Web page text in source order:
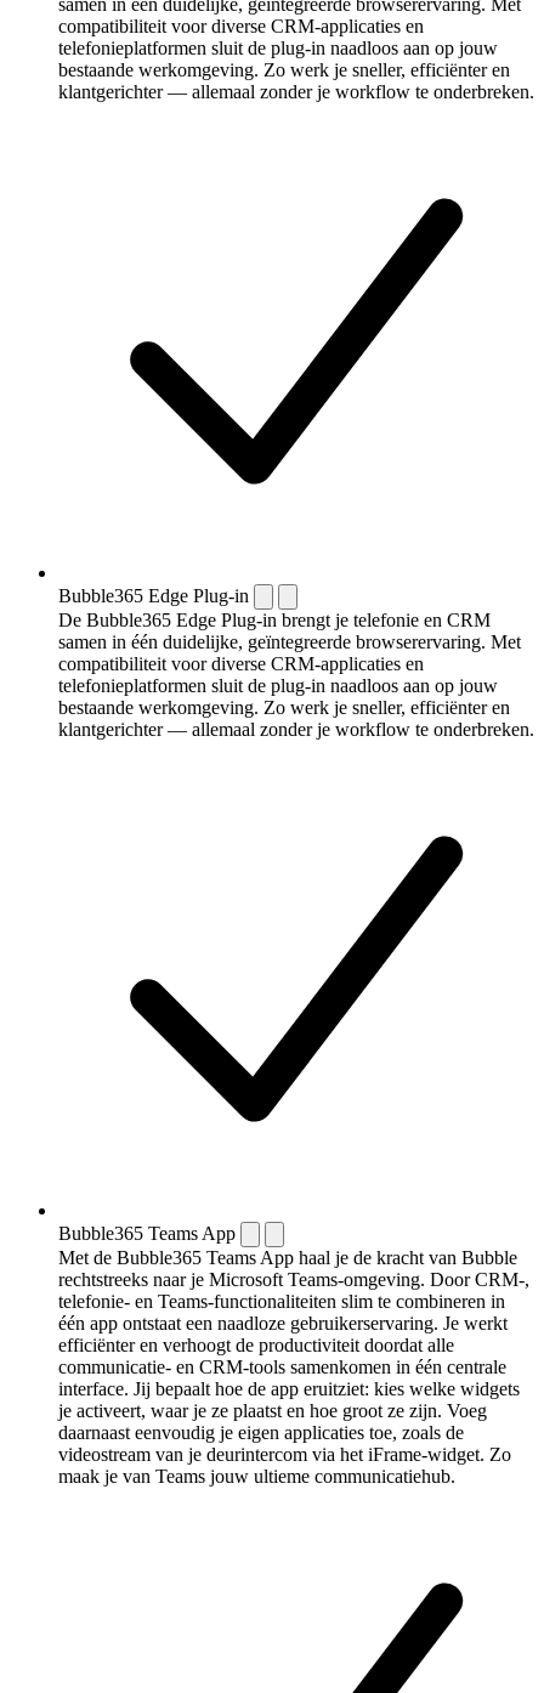
compatibiliteit voor diverse CRM-applicaties en
telefonieplatformen sluit de plug-in naadloos aan op jouw
bestaande werkomgeving. Zo werk je sneller, efficiënter en
klantgerichter — allemaal zonder je workflow te onderbreken.
Bubble365 Edge Plug-in
De Bubble365 Edge Plug-in brengt je telefonie en CRM
samen in één duidelijke, geïntegreerde browserervaring. Met
compatibiliteit voor diverse CRM-applicaties en
telefonieplatformen sluit de plug-in naadloos aan op jouw
bestaande werkomgeving. Zo werk je sneller, efficiënter en
klantgerichter — allemaal zonder je workflow te onderbreken.
Bubble365 Teams App
Met de Bubble365 Teams App haal je de kracht van Bubble
rechtstreeks naar je Microsoft Teams-omgeving. Door CRM-,
telefonie- en Teams-functionaliteiten slim te combineren in
één app ontstaat een naadloze gebruikerservaring. Je werkt
efficiënter en verhoogt de productiviteit doordat alle
communicatie- en CRM-tools samenkomen in één centrale
interface. Jij bepaalt hoe de app eruitziet: kies welke widgets
je activeert, waar je ze plaatst en hoe groot ze zijn. Voeg
daarnaast eenvoudig je eigen applicaties toe, zoals de
videostream van je deurintercom via het iFrame-widget. Zo
maak je van Teams jouw ultieme communicatiehub.